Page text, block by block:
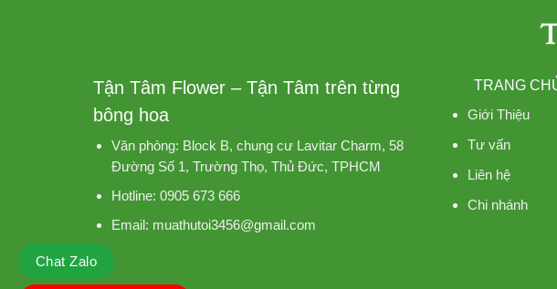
Tận Tâm Flower – Tận Tâm trên từng
bông hoa
Văn phòng: Block B, chung cư Lavitar Charm, 58
Đường Số 1, Trường Thọ, Thủ Đức, TPHCM
Hotline: 0905 673 666
Email: muathutoi3456@gmail.com
TRANG
Giới Thiệu
Tư vấn
Liên hệ
Chi nhánh
Chat Zalo